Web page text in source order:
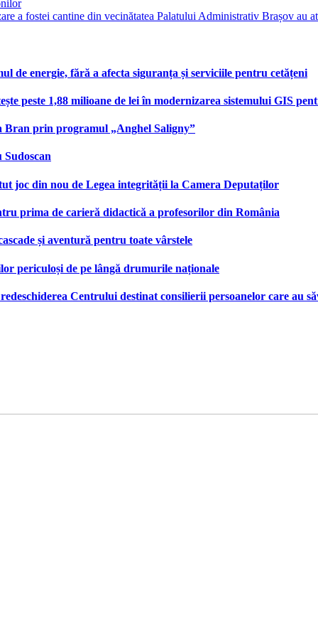
a fostei cantine din vecinătatea Palatului Administrativ Brașov au
de energie, fără a afecta siguranța și serviciile pentru cetățeni
peste 1,88 milioane de lei în modernizarea sistemului GIS
Bran prin programul „Anghel Saligny”
Sudoscan
joc din nou de Legea integrității la Camera Deputaților
prima de carieră didactică a profesorilor din România
și aventură pentru toate vârstele
periculoși de pe lângă drumurile naționale
Centrului destinat consilierii persoanelor care au